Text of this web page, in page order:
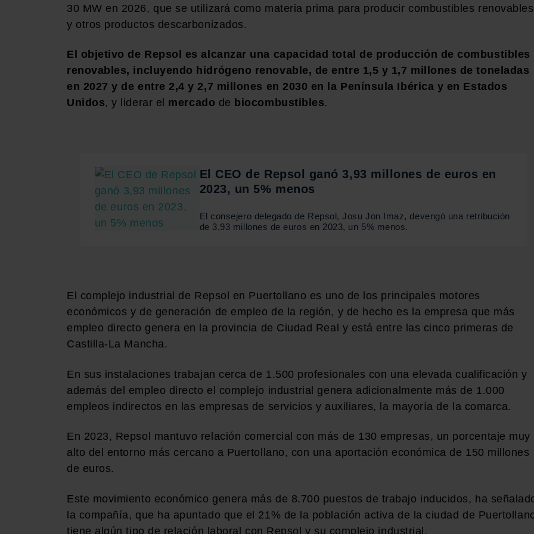
30 MW en 2026, que se utilizará como materia prima para producir combustibles renovables
y otros productos descarbonizados.
El objetivo de Repsol es alcanzar una capacidad total de producción de combustibles
renovables, incluyendo hidrógeno renovable, de entre 1,5 y 1,7 millones de toneladas
en 2027 y de entre 2,4 y 2,7 millones en 2030 en la Península Ibérica y en Estados
Unidos, y liderar el mercado de biocombustibles.
El CEO de Repsol ganó 3,93 millones de euros en
2023, un 5% menos
El consejero delegado de Repsol, Josu Jon Imaz, devengó una retribución
de 3,93 millones de euros en 2023, un 5% menos.
El complejo industrial de Repsol en Puertollano es uno de los principales motores
económicos y de generación de empleo de la región, y de hecho es la empresa que más
empleo directo genera en la provincia de Ciudad Real y está entre las cinco primeras de
Castilla-La Mancha.
En sus instalaciones trabajan cerca de 1.500 profesionales con una elevada cualificación y
además del empleo directo el complejo industrial genera adicionalmente más de 1.000
empleos indirectos en las empresas de servicios y auxiliares, la mayoría de la comarca.
En 2023, Repsol mantuvo relación comercial con más de 130 empresas, un porcentaje muy
alto del entorno más cercano a Puertollano, con una aportación económica de 150 millones
de euros.
Este movimiento económico genera más de 8.700 puestos de trabajo inducidos, ha
la compañía, que ha apuntado que el 21% de la población activa de la ciudad de
tiene algún tipo de relación laboral con Repsol y su complejo industrial.